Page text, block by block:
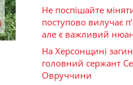
Не поспішайте
поступово вилучає
але є важливий
На Херсонщині
головний сержант
Овруччини